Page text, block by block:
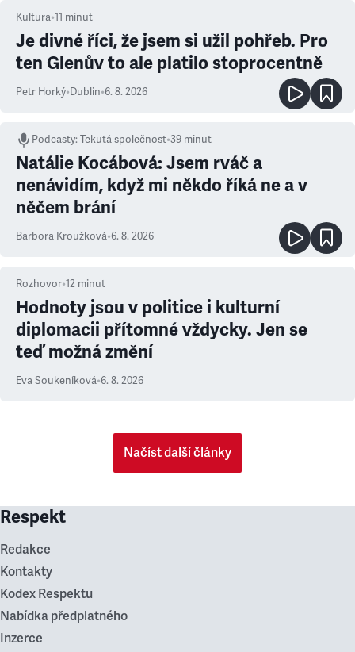
Kultura•11 minut
Je divné říci, že jsem si užil pohřeb. Pro
ten Glenův to ale platilo stoprocentně
Petr Horký•Dublin•6. 8. 2026
Podcasty:Tekutá společnost•39 minut
Natálie Kocábová: Jsem rváč a
nenávidím, když mi někdo říká ne a v
něčem brání
Barbora Kroužková•6. 8. 2026
Rozhovor•12 minut
Hodnoty jsou v politice i kulturní
diplomacii přítomné vždycky. Jen se
teď možná změní
Eva Soukeníková•6. 8. 2026
Načíst další články
Respekt
Redakce
Kontakty
Kodex Respektu
Nabídka předplatného
Inzerce